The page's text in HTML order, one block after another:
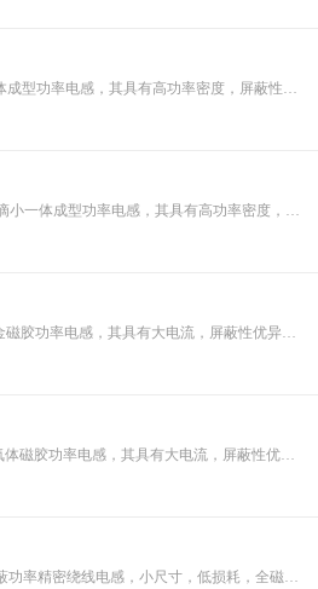
SCCB系列是一体成型功率电感，其具有高功率密度，屏蔽性出色等特性，适用于中大功率。
SKNR系列是水滴小一体成型功率电感，其具有高功率密度，屏蔽性出色等特性，适用于中大功率。
SWAI系列是合金磁胶功率电感，其具有大电流，屏蔽性优异等特性，应用广泛。
SWFI系列是铁氧体磁胶功率电感，其具有大电流，屏蔽性优异，性价比高等特性，应用广泛。
SDHL是全磁屏蔽功率精密绕线电感，小尺寸，低损耗，全磁屏蔽等特点，适用于小型化终端产品。